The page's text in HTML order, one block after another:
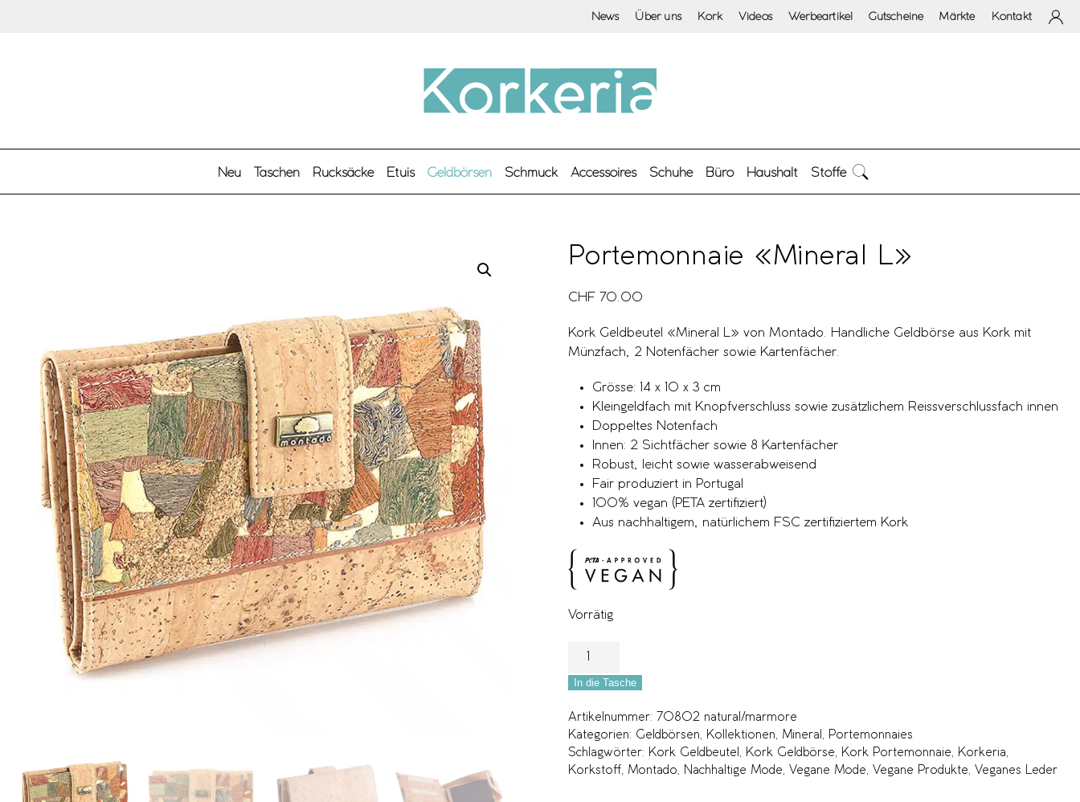
News Über uns Kork Videos Werbeartikel Gutscheine Märkte Kontakt
Neu Taschen Rucksäcke Etuis Geldbörsen Schmuck Accessoires Schuhe Büro Haushalt Stoffe
Portemonnaie «Mineral L»
CHF 70.00
Kork Geldbeutel «Mineral L» von Montado. Handliche Geldbörse aus Kork mit
Münzfach, 2 Notenfächer sowie Kartenfächer.
Grösse: 14 x 10 x 3 cm
Kleingeldfach mit Knopfverschluss sowie zusätzlichem Reissverschlussfach innen
Doppeltes Notenfach
Innen: 2 Sichtfächer sowie 8 Kartenfächer
Robust, leicht sowie wasserabweisend
Fair produziert in Portugal
100% vegan (PETA zertifiziert)
Aus nachhaltigem, natürlichem FSC zertifiziertem Kork
Vorrätig
In die Tasche
Artikelnummer: 70802 natural/marmore
Kategorien: Geldbörsen Kollektionen Mineral
Portemonnaies
Schlagwörter: Kork Geldbeutel Kork Geldbörse Kork Portemonnaie Korkeria
Korkstoff
Montado Nachhaltige Mode Vegane Mode Vegane Produkte Veganes Leder